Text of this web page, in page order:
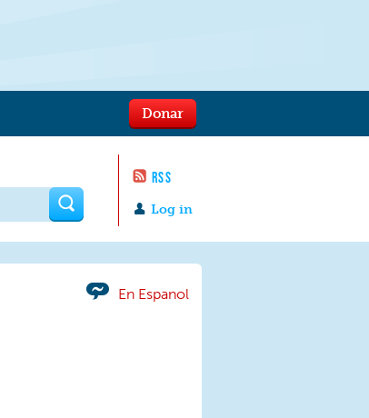
RSS
Log in
Donar
En Espanol